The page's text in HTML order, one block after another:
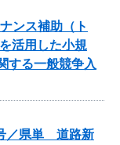
ンス補助（ト
活用した小規
する一般競争入
／県単 道路新